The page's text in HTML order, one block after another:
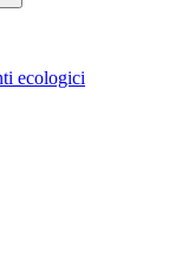
ecologici